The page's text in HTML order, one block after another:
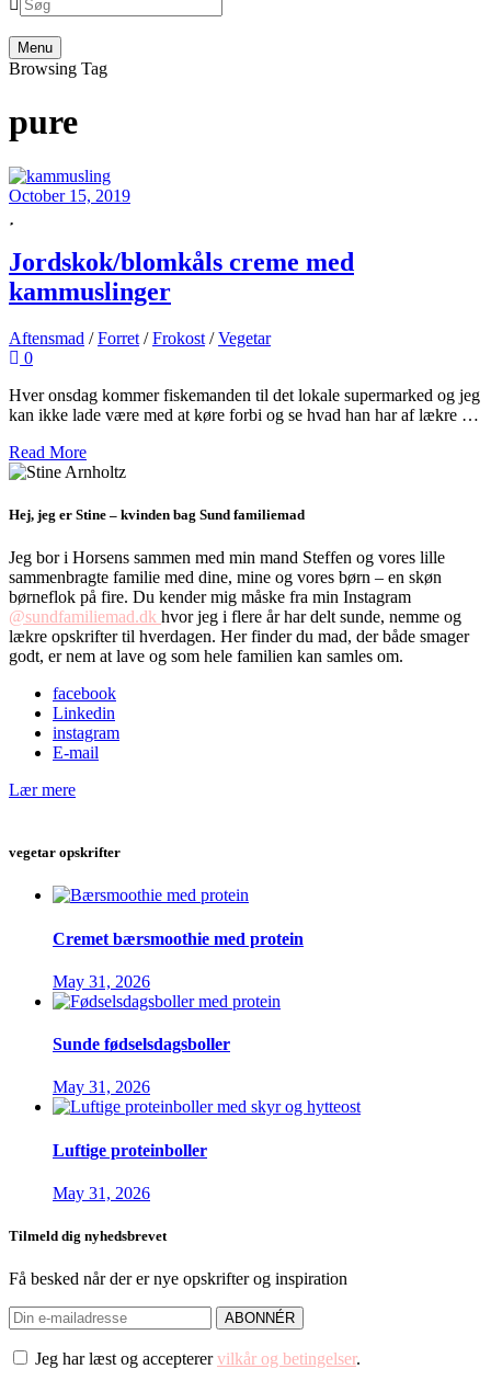
menu
Search
Menu
Browsing Tag
pure
October 15, 2019
Jordskok/blomkåls creme med
kammuslinger
Aftensmad /Forret /Frokost /Vegetar
0
Hver onsdag kommer fiskemanden til det lokale supermarked og jeg
kan ikke lade være med at køre forbi og se hvad han har af lækre …
Read More
Hej, jeg er Stine – kvinden bag Sund familiemad
Jeg bor i Horsens sammen med min mand Steffen og vores lille
sammenbragte familie med dine, mine og vores børn – en skøn
børneflok på fire. Du kender mig måske fra min Instagram
@sundfamiliemad.dk hvor jeg i flere år har delt sunde, nemme og
lækre opskrifter til hverdagen. Her finder du mad, der både smager
godt, er nem at lave og som hele familien kan samles om.
facebook
Linkedin
instagram
E-mail
Lær mere
vegetar opskrifter
Cremet bærsmoothie med protein
May 31, 2026
Sunde fødselsdagsboller
May 31, 2026
Luftige proteinboller
May 31, 2026
Tilmeld dig nyhedsbrevet
Få besked når der er nye opskrifter og inspiration
Jeg har læst og accepterervilkår og betingelser.